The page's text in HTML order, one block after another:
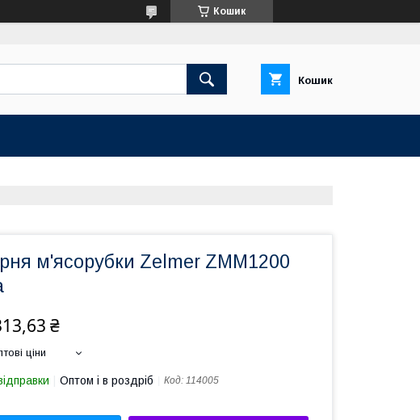
Кошик
Кошик
м'ясорубки Zelmer ZMM1200
₴
ціни
Оптом і в роздріб Код: 114005